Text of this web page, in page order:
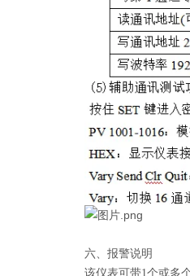
六、报警说明
该仪表可带1个或多